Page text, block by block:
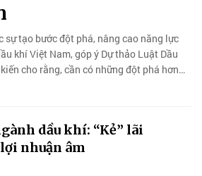
sự tạo bước đột phá, nâng cao năng lực
khí Việt Nam, góp ý Dự thảo Luật Dầu
cho rằng, cần có những đột phá hơn
việc chỉnh lý kỹ thuật.
dầu khí: “Kẻ” lãi
nhuận âm